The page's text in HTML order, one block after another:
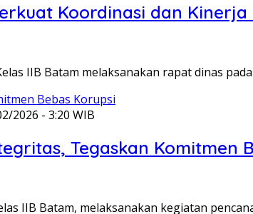
Koordinasi dan Kinerja
IIB Batam melaksanakan rapat dinas
2026 - 3:20 WIB
Tegaskan Komitmen
IIB Batam, melaksanakan kegiatan